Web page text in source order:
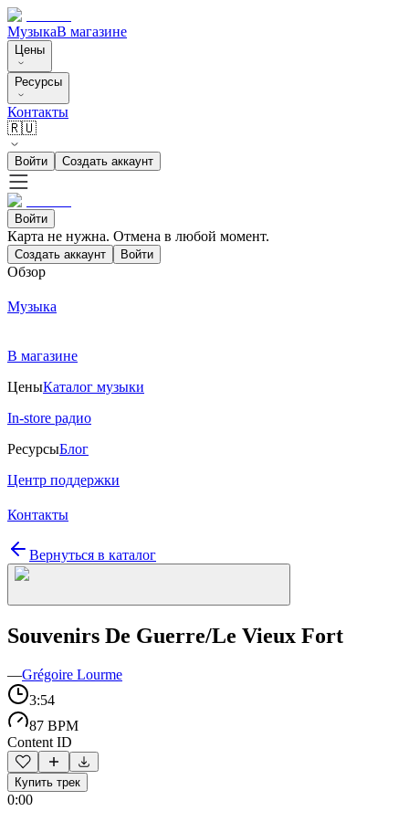
МузыкаВ магазине
Цены
Ресурсы
Контакты
🇷🇺
Войти Создать аккаунт
Войти
Карта не нужна. Отмена в любой момент.
Создать аккаунт Войти
Обзор
Музыка
В магазине
ЦеныКаталог музыки
In-store радио
РесурсыБлог
Центр поддержки
Контакты
Вернуться в каталог
Souvenirs De Guerre/Le Vieux Fort
—Grégoire Lourme
3:54
87 BPM
Content ID
Купить трек
0:00